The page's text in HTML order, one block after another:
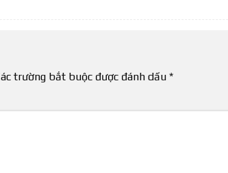
trường bắt buộc được đánh dấu *